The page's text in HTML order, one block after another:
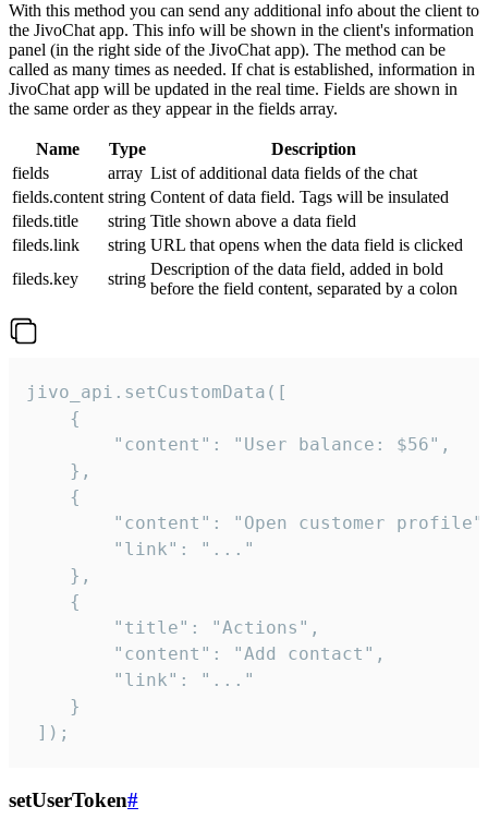
With this method you can send any additional info about the client to
the JivoChat app. This info will be shown in the client's information
panel (in the right side of the JivoChat app). The method can be
called as many times as needed. If chat is established, information in
JivoChat app will be updated in the real time. Fields are shown in
the same order as they appear in the fields array.
Name Type
Description
fields
array List of additional data fields of the chat
fields.content string Content of data field. Tags will be insulated
fileds.title
string Title shown above a data field
fileds.link
string URL that opens when the data field is clicked
fileds.key
string
Description of the data field, added in bold
before the field content, separated by a colon
jivo_api.setCustomData([
    {
        "content": "User balance: $56",
    },
    {
"content": "Open customer
        "link": "..."
    },
    {
        "title": "Actions",
        "content": "Add contact",
        "link": "..."
    }
]);
setUserToken#